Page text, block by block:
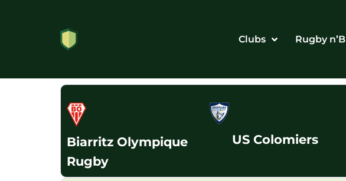
Clubs Rugby n’B
Biarritz Olympique
Rugby
US Colomiers